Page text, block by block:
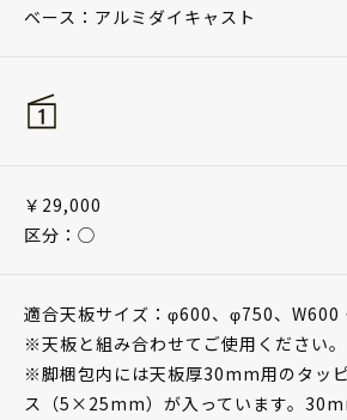
ベース：アルミダイキャスト
￥29,000
区分：◯
適合天板サイズ：φ600、φ750、W600
※天板と組み合わせてご使用ください。
※脚梱包内には天板厚30mm用のタッ
ス（5×25mm）が入っています。